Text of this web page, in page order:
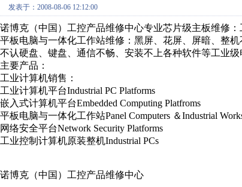
发表于：2008-08-06 12:12:00
诺博克（中国）工控产品维修中心专业芯片级主板维修
平板电脑与一体化工作站维修：黑屏、花屏、屏暗、整
不认硬盘、键盘、通信不畅、安装不上各种软件等工业
主要产品：
工业计算机销售：
工业计算机平台Industrial PC Platforms
嵌入式计算机平台Embedded Computing Platfroms
平板电脑与一体化工作站Panel Computers ＆Industrial
网络安全平台Network Security Platforms
工业控制计算机原装整机Industrial PCs
诺博克（中国）工控产品维修中心